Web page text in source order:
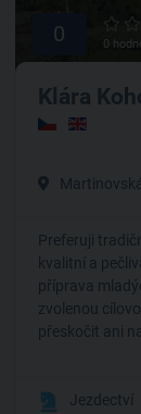
0 0
Klára
Martinovská
Preferuji
kvalitní a
příprava
zvolenou
přeskočit ani
Jezdectví